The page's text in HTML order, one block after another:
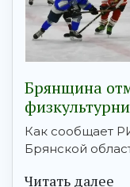
Брянщина
Как сообщает
Брянской
Читать далее